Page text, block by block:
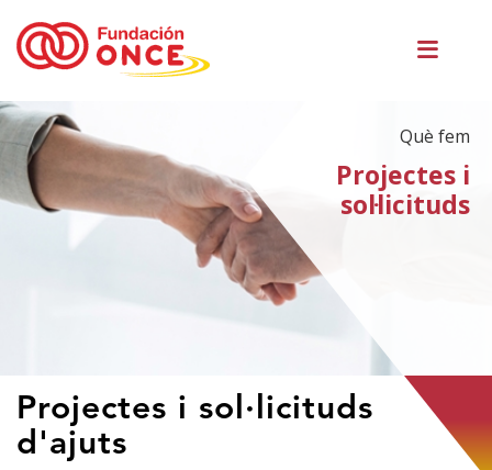
Què fem
Projectes i
sol·licituds
Ets
contingut
Projectes i sol·licituds
d'ajuts